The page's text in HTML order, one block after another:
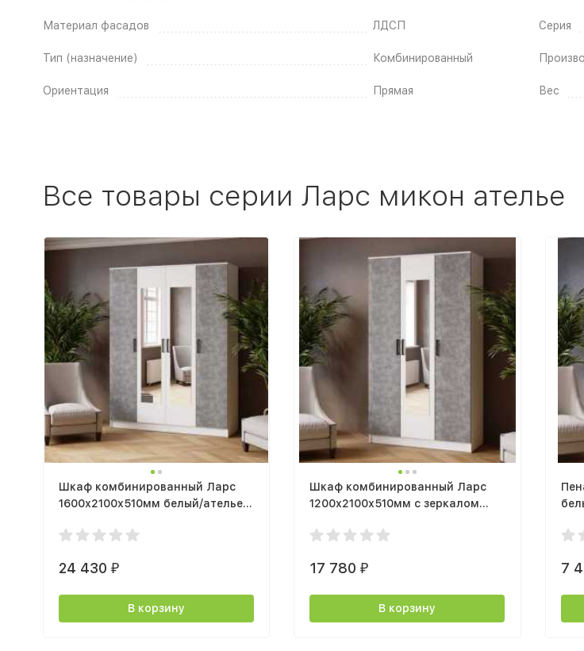
Материал фасадов ЛДСП
Тип (назначение) Комбинированный
Ориентация Прямая
Серия
Вес
Все товары серии Ларс микон ателье
Шкаф комбинированный Ларс
1600х2100х510мм белый/ателье
24 430 ₽
В корзину
Шкаф комбинированный Ларс
1200х2100х510мм с зеркалом
17 780₽
В корзину
7